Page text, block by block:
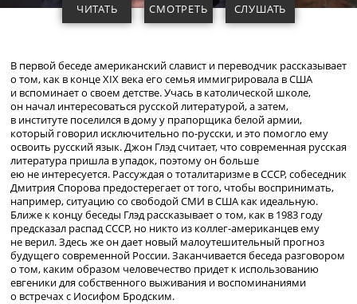
ЧИТАТЬ СМОТРЕТЬ СЛУШАТЬ
В первой беседе американский славист и переводчик рассказывает
о том, как в конце XIX века его семья иммигрировала в США
и вспоминает о своем детстве. Учась в католической школе,
он начал интересоваться русской литературой, а затем,
в институте поселился в дому у прапорщика белой армии,
который говорил исключительно по-русски, и это помогло ему
освоить русский язык. Джон Глэд считает, что современная русская
литература пришла в упадок, поэтому он больше
ею не интересуется. Рассуждая о тоталитаризме в СССР, собеседник
Дмитрия Спорова предостерегает от того, чтобы воспринимать,
например, ситуацию со свободой СМИ в США как идеальную.
Ближе к концу беседы Глэд рассказывает о том, как в 1983 году
предсказал распад СССР, но никто из коллег-американцев ему
не верил. Здесь же он дает новый малоутешительный прогноз
будущего современной России. Заканчивается беседа разговором
о том, каким образом человечество придет к использованию
евгеники для собственного выживания и воспоминаниями
о встречах с Иосифом Бродским.